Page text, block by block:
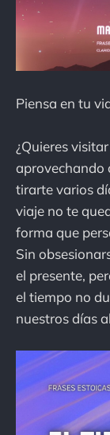
Piensa en tu
¿Quieres
aprovechando
tirarte varios
viaje no te
forma que
Sin
el presente,
el tiempo no
nuestros días